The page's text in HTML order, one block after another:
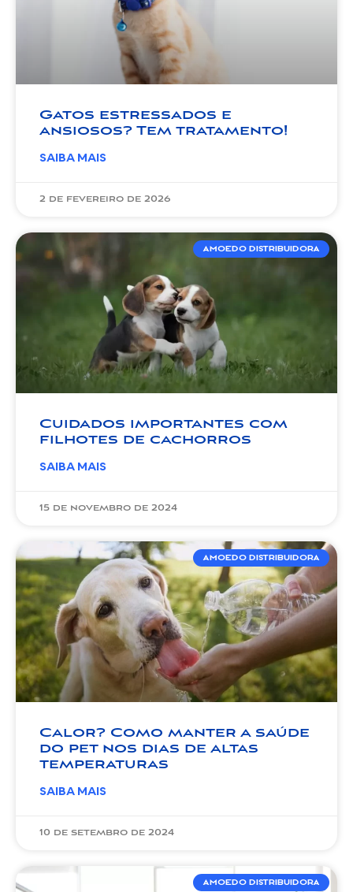
Gatos estressados e
ansiosos? Tem tratamento!
SAIBA MAIS
2 de fevereiro de 2026
AMOEDO DISTRIBUIDORA
Cuidados importantes com
filhotes de cachorros
SAIBA MAIS
15 de novembro de 2024
AMOEDO DISTRIBUIDORA
Calor? Como manter a saúde
do pet nos dias de altas
temperaturas
SAIBA MAIS
10 de setembro de 2024
AMOEDO DISTRIBUIDORA